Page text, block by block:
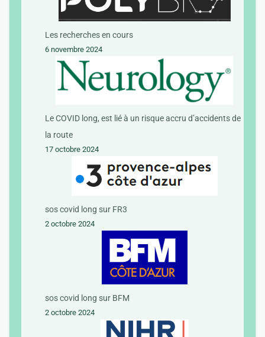
Les recherches en cours
6 novembre 2024
Le COVID long, est lié à un risque accru d’accidents de
la route
17 octobre 2024
sos covid long sur FR3
2 octobre 2024
sos covid long sur BFM
2 octobre 2024